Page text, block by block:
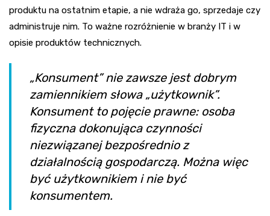
produktu na ostatnim etapie, a nie wdraża go, sprzedaje czy
administruje nim. To ważne rozróżnienie w branży IT i w
opisie produktów technicznych.
„Konsument” nie zawsze jest dobrym
zamiennikiem słowa „użytkownik”.
Konsument to pojęcie prawne: osoba
fizyczna dokonująca czynności
niezwiązanej bezpośrednio z
działalnością gospodarczą. Można więc
być użytkownikiem i nie być
konsumentem.